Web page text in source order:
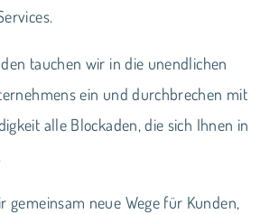
tauchen wir in die unendlichen
ein und durchbrechen mit
alle Blockaden, die sich Ihnen in
gemeinsam neue Wege für Kunden,